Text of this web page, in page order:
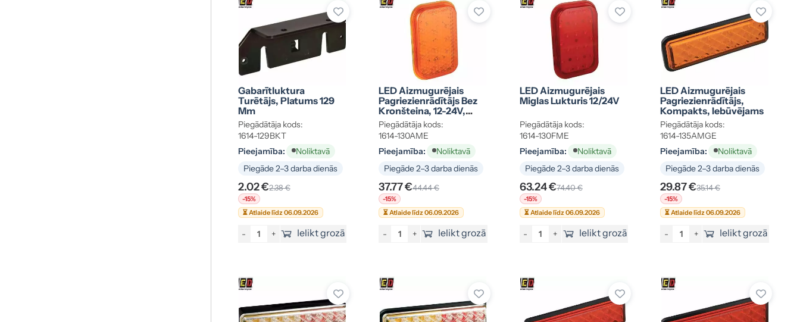
Gabarītluktura
Turētājs, Platums 129
Mm
Piegādātāja kods:
1614-129BKT
Pieejamība:
Noliktavā
Piegāde 2–3 darba dienās
2.02 €2.38 €
-15%
⏳ Atlaide līdz 06.09.2026
- + Ielikt grozā
LED Aizmugurējais
Pagriezienrādītājs Bez
Kronšteina, 12-24V,
134x86x48mm
Piegādātāja kods:
1614-130AME
Pieejamība:
Noliktavā
Piegāde 2–3 darba dienās
37.77 €44.44 €
-15%
⏳ Atlaide līdz 06.09.2026
- + Ielikt grozā
LED Aizmugurējais
Miglas Lukturis 12/24V
Piegādātāja kods:
1614-130FME
Pieejamība:
Noliktavā
Piegāde 2–3 darba dienās
63.24 €74.40 €
-15%
⏳ Atlaide līdz 06.09.2026
- + Ielikt grozā
LED Aizmugurējais
Pagriezienrādītājs,
Kompakts, Iebūvējams
Piegādātāja kods:
1614-135AMGE
Pieejamība:
Noliktavā
Piegāde 2–3 darba dienās
29.87 €35.14 €
-15%
⏳ Atlaide līdz 06.09.2026
- + Ielikt grozā